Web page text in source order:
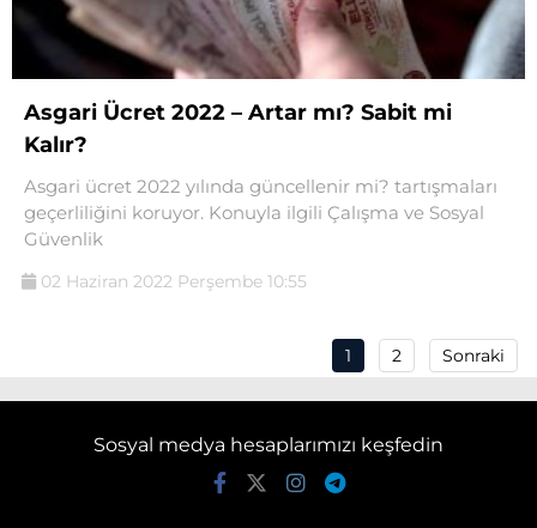
Asgari Ücret 2022 – Artar mı? Sabit mi
Kalır?
Asgari ücret 2022 yılında güncellenir mi? tartışmaları
geçerliliğini koruyor. Konuyla ilgili Çalışma ve Sosyal
Güvenlik
02 Haziran 2022 Perşembe 10:55
1 2 Sonraki
Sosyal medya hesaplarımızı keşfedin